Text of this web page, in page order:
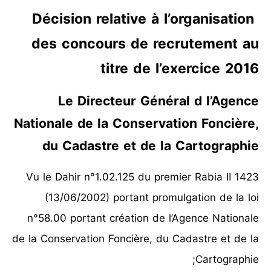
Décision relative à l’organisation
des concours de recrutement au
titre de l’exercice 2016
Le Directeur Général d l’Agence
Nationale de la Conservation Foncière,
du Cadastre et de la Cartographie
Vu le Dahir n°1.02.125 du premier Rabia II 1423
(13/06/2002) portant promulgation de la loi
n°58.00 portant création de l’Agence Nationale
de la Conservation Foncière, du Cadastre et de la
Cartographie;